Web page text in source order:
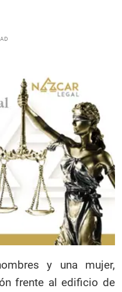
y una mujer,
frente al edificio de